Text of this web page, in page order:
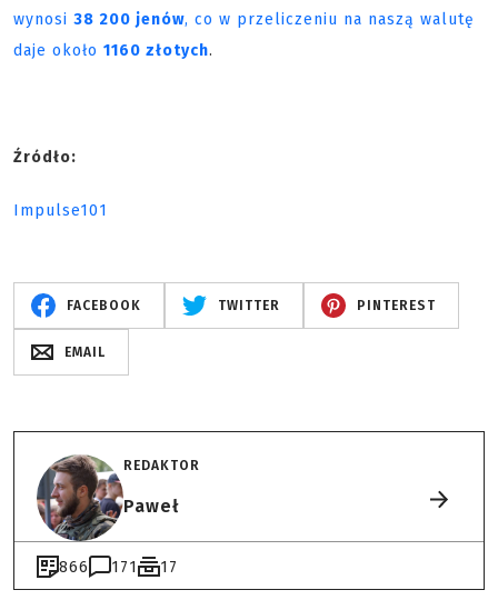
wynosi 38 200 jenów, co w przeliczeniu na naszą walutę
daje około 1160 złotych.
Źródło:
Impulse101
FACEBOOK TWITTER PINTEREST
EMAIL
REDAKTOR
Paweł
866 171 17